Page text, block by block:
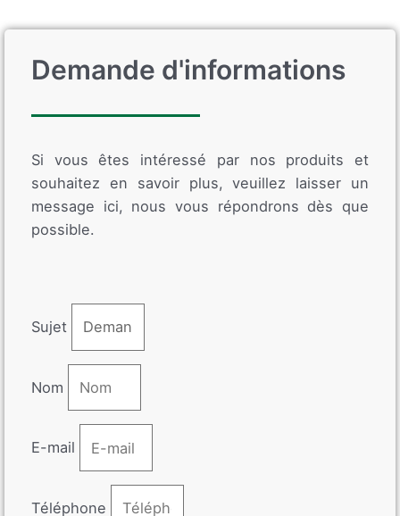
Demande d'informations
Si vous êtes intéressé par nos produits et
souhaitez en savoir plus, veuillez laisser un
message ici, nous vous répondrons dès que
possible.
Sujet
Nom
E-mail
Téléphone